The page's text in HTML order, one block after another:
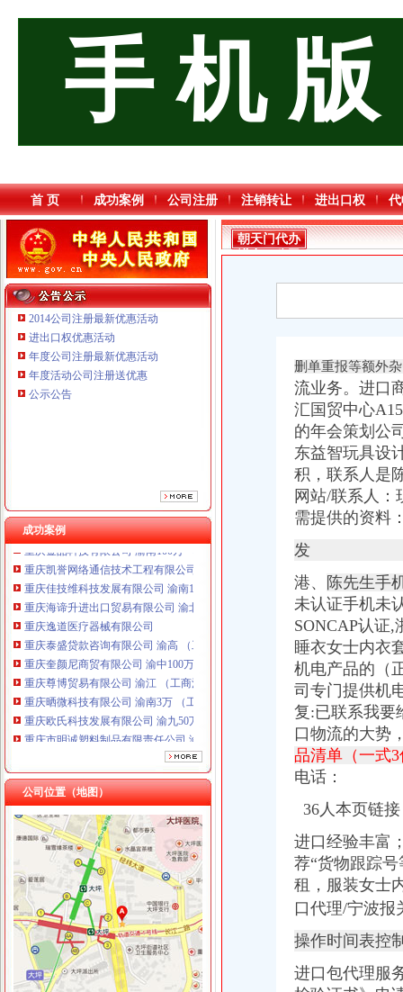
手 机 版
首 页 成功案例 公司注册 注销转让 进出口权
2014公司注册最新优惠活动
进出口权优惠活动
年度公司注册最新优惠活动
年度活动公司注册送优惠
公示公告
成功案例
重庆海谛升进出口贸易有限公司 渝北100万 （进出口权）
重庆逸道医疗器械有限公司
重庆欧氏科技发展有限公司 渝九50万 （进出口权）
重庆市明诚塑料制品有限责任公司 渝高100万 （进出口权）
重庆金品科技有限公司 渝南100万 （进出口权）
重庆凯誉网络通信技术工程有限公司 渝中300万 （工商变更）
重庆佳技维科技发展有限公司 渝南100万 （进出口权）
重庆海谛升进出口贸易有限公司 渝北100万 （进出口权）
重庆逸道医疗器械有限公司
重庆泰盛贷款咨询有限公司 渝高 （工商注册）
重庆奎颜尼商贸有限公司 渝中100万 （工商注册）
重庆尊博贸易有限公司 渝江 （工商注册）
重庆晒微科技有限公司 渝南3万 （工商注册）
重庆欧氏科技发展有限公司 渝九50万 （进出口权）
重庆市明诚塑料制品有限责任公司 渝高100万 （进出口权）
重庆金品科技有限公司 渝南100万 （进出口权）
重庆凯誉网络通信技术工程有限公司 渝中300万 （工商变更）
重庆佳技维科技发展有限公司 渝南100万 （进出口权）
公司位置（地图）
朝天门代办进出口公司
【2014年重庆市名瑞服饰连锁有限公司新招聘信息_电话_地址】-赶
代办3000万公司执照转让代办3000万公司业务的费用-直辖市重庆咨
重庆蝶丽人贸易有限公司2017新招聘信息_电话_地址-58企业名录
重庆重庆西源商标代理有限公司附近酒店【携程酒店】_第7页
春装出口白板朝天门老板喊急-资讯中心-中国服装网
朝天门代办
进出口公司
删单重报等额外
流业务。 进口
汇国贸中心
的年会策划公
东益智玩具设
积， 联系人是
网站/联系人
需提供的资料
发
港、
陈先生手
未认证手机未
SONCAP认证
睡衣女士内衣
机电产品的（
司专门提供机
复:已联系我
口物流的大势
品清单（一式
电话：
36人本页链
进口经验丰富
荐“货物跟踪
租，服装女士
口代理/宁波报
操作时间表控
进口包代理服